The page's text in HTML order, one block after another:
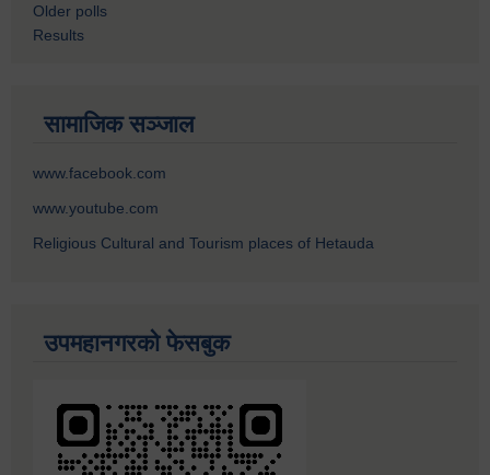
Older polls
Results
सामाजिक सञ्जाल
www.facebook.com
www.youtube.com
Religious Cultural and Tourism places of Hetauda
उपमहानगरको फेसबुक